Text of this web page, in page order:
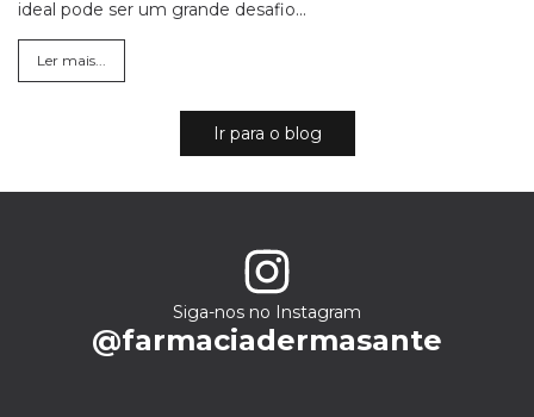
ideal pode ser um grande desafio...
Ler mais...
Ir para o blog
Siga-nos no Instagram
@farmaciadermasante